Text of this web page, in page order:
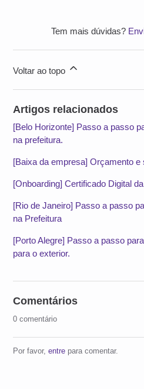
Tem mais dúvidas?
Voltar ao topo
Artigos relacionados
[Belo Horizonte] Passo a passo
na prefeitura.
[Baixa da empresa] Orçamento
[Onboarding] Certificado Digital
[Rio de Janeiro] Passo a passo
na Prefeitura
[Porto Alegre] Passo a passo
para o exterior.
Comentários
0 comentário
Por favor,entre para comentar.